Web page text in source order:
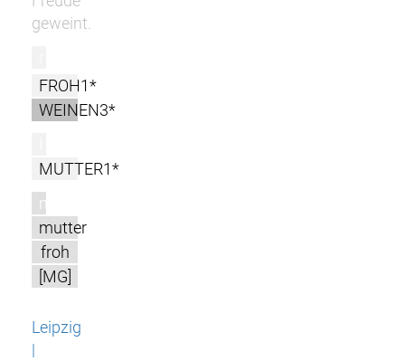
geweint.
FROH1*
WEINEN3*
MUTTER1*
m
mutter
froh
[MG]
Leipzig
|